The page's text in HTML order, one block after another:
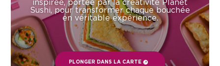
inspirée, portée par la créativité Planet
Sushi, pour transformer chaque bouchée
en véritable expérience.
PLONGER DANS LA CARTE